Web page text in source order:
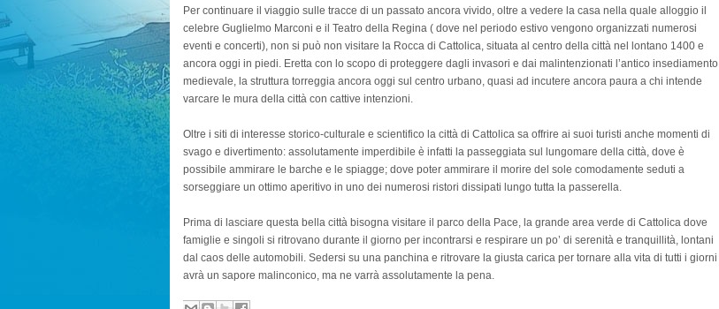
Per continuare il viaggio sulle tracce di un passato ancora vivido, oltre a vedere la casa nella quale alloggio il
celebre Guglielmo Marconi e il Teatro della Regina ( dove nel periodo estivo vengono organizzati numerosi
eventi e concerti), non si può non visitare la Rocca di Cattolica, situata al centro della città nel lontano 1400 e
ancora oggi in piedi. Eretta con lo scopo di proteggere dagli invasori e dai malintenzionati l’antico insediamento
medievale, la struttura torreggia ancora oggi sul centro urbano, quasi ad incutere ancora paura a chi intende
varcare le mura della città con cattive intenzioni.
Oltre i siti di interesse storico-culturale e scientifico la città di Cattolica sa offrire ai suoi turisti anche momenti di
svago e divertimento: assolutamente imperdibile è infatti la passeggiata sul lungomare della città, dove è
possibile ammirare le barche e le spiagge; dove poter ammirare il morire del sole comodamente seduti a
sorseggiare un ottimo aperitivo in uno dei numerosi ristori dissipati lungo tutta la passerella.
Prima di lasciare questa bella città bisogna visitare il parco della Pace, la grande area verde di Cattolica dove
famiglie e singoli si ritrovano durante il giorno per incontrarsi e respirare un po’ di serenità e tranquillità, lontani
dal caos delle automobili. Sedersi su una panchina e ritrovare la giusta carica per tornare alla vita di tutti i giorni
avrà un sapore malinconico, ma ne varrà assolutamente la pena.